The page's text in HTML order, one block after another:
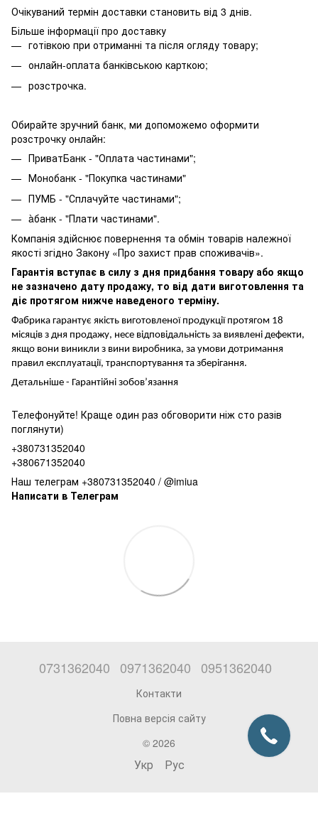
Очікуваний термін доставки становить від 3 днів.
Більше інформації про доставку
готівкою при отриманні та після огляду товару;
онлайн-оплата банківською карткою;
розстрочка.
Обирайте зручний банк, ми допоможемо оформити
розстрочку онлайн:
ПриватБанк - "Оплата частинами";
Монобанк - "Покупка частинами"
ПУМБ - "Сплачуйте частинами";
àбанк - "Плати частинами".
Компанія здійснює повернення та обмін товарів належної
якості згідно Закону «Про захист прав споживачів».
Гарантія вступає в силу з дня придбання товару або якщо
не зазначено дату продажу, то від дати виготовлення та
діє протягом нижче наведеного терміну.
Фабрика гарантує якість виготовленої продукції протягом 18
місяців з дня продажу, несе відповідальність за виявлені дефекти,
якщо вони виникли з вини виробника, за умови дотримання
правил експлуатації, транспортування та зберігання.
Детальніше - Гарантійні зобов’язання
Телефонуйте! Краще один раз обговорити ніж сто разів
поглянути)
+380731352040
+380671352040
Наш телеграм +380731352040 / @imiua
Написати в Телеграм
0731362040 0971362040 0951362040
Контакти
Повна версія сайту
© 2026
Укр Рус